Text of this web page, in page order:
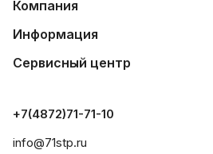
Компания
Информация
Сервисный центр
+7(4872)71-71-10
info@71stp.ru